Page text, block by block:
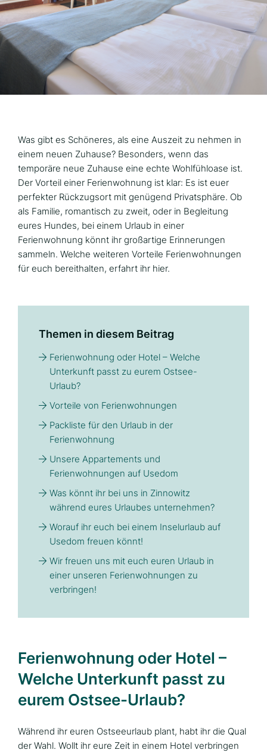
Was gibt es Schöneres, als eine Auszeit zu nehmen in
einem neuen Zuhause? Besonders, wenn das
temporäre neue Zuhause eine echte Wohlfühloase ist.
Der Vorteil einer Ferienwohnung ist klar: Es ist euer
perfekter Rückzugsort mit genügend Privatsphäre. Ob
als Familie, romantisch zu zweit, oder in Begleitung
eures Hundes, bei einem Urlaub in einer
Ferienwohnung könnt ihr großartige Erinnerungen
sammeln. Welche weiteren Vorteile Ferienwohnungen
für euch bereithalten, erfahrt ihr hier.
Themen in diesem Beitrag
Ferienwohnung oder Hotel – Welche
Unterkunft passt zu eurem Ostsee-
Urlaub?
Vorteile von Ferienwohnungen
Packliste für den Urlaub in der
Ferienwohnung
Unsere Appartements und
Ferienwohnungen auf Usedom
Was könnt ihr bei uns in Zinnowitz
während eures Urlaubes unternehmen?
Worauf ihr euch bei einem Inselurlaub auf
Usedom freuen könnt!
Wir freuen uns mit euch euren Urlaub in
einer unseren Ferienwohnungen zu
verbringen!
Ferienwohnung oder Hotel –
Welche Unterkunft passt zu
eurem Ostsee-Urlaub?
Während ihr euren Ostseeurlaub plant, habt ihr die Qual
der Wahl. Wollt ihr eure Zeit in einem Hotel verbringen